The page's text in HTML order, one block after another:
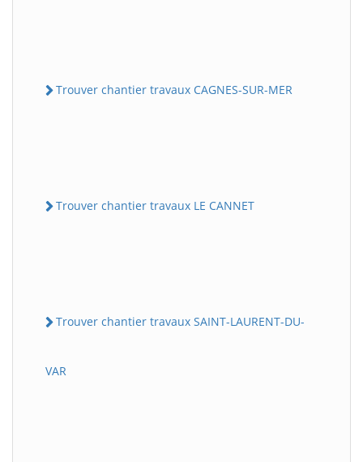
Trouver chantier travaux CAGNES-SUR-MER
Trouver chantier travaux LE CANNET
Trouver chantier travaux SAINT-LAURENT-DU-
VAR